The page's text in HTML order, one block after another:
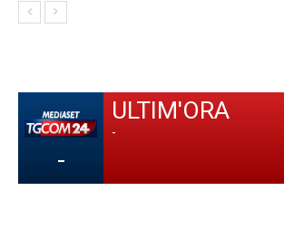
-
ULTIM'ORA
-